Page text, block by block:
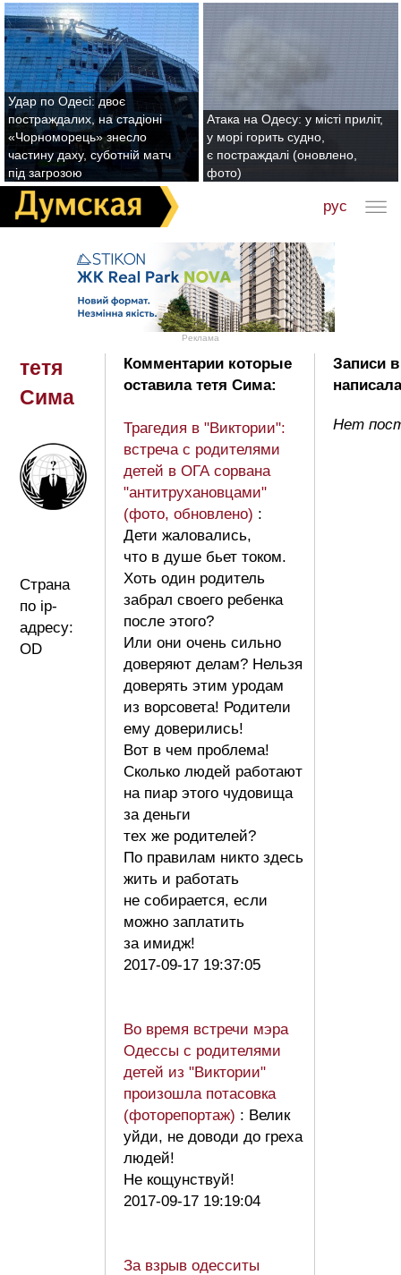
Удар по Одесі: двоє
постраждалих, на стадіоні
«Чорноморець» знесло
частину даху, суботній матч
під загрозою
Атака на Одесу: у місті приліт,
у морі горить судно,
є постраждалі (оновлено,
фото)
рус
Реклама
тетя
Сима
Страна
по ip-
адресу:
OD
Комментарии которые
оставила тетя Сима:
Трагедия в "Виктории":
встреча с родителями
детей в ОГА сорвана
"антитрухановцами"
(фото, обновлено) :
Дети жаловались,
что в душе бьет током.
Хоть один родитель
забрал своего ребенка
после этого?
Или они очень сильно
доверяют делам? Нельзя
доверять этим уродам
из ворсовета! Родители
ему доверились!
Вот в чем проблема!
Сколько людей работают
на пиар этого чудовища
за деньги
тех же родителей?
По правилам никто здесь
жить и работать
не собирается, если
можно заплатить
за имидж!
2017-09-17 19:37:05
Во время встречи мэра
Одессы с родителями
детей из "Виктории"
произошла потасовка
(фоторепортаж) : Велик
уйди, не доводи до греха
людей!
Не кощунствуй!
2017-09-17 19:19:04
За взрыв одесситы
Записи
Нет